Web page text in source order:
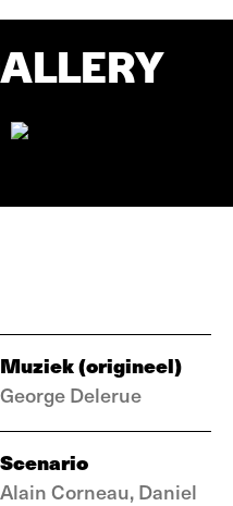
Muziek (origineel)
George Delerue
Scenario
Alain Corneau, Daniel